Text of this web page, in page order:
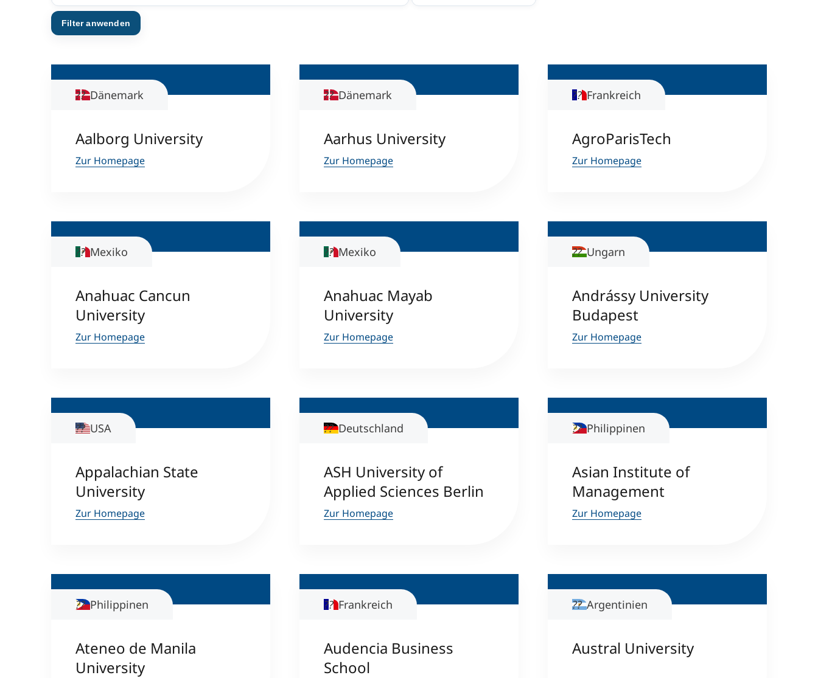
Micro Credentials
Management-Seminare
Maßgeschneiderte Programme
Studienberatung
Executive Education Finder
Dänemark
Aalborg University
Zur Homepage
Dänemark
Aarhus University
Zur Homepage
Frankreich
AgroParisTech
Zur Homepage
Mexiko
Anahuac Cancun
University
Zur Homepage
Mexiko
Anahuac Mayab
University
Zur Homepage
Ungarn
Andrássy University
Budapest
Zur Homepage
USA
Appalachian State
University
Zur Homepage
Deutschland
ASH University of
Applied Sciences Berlin
Zur Homepage
Philippinen
Asian Institute of
Management
Zur Homepage
Philippinen
Ateneo de Manila
University
Frankreich
Audencia Business
School
Argentinien
Austral University